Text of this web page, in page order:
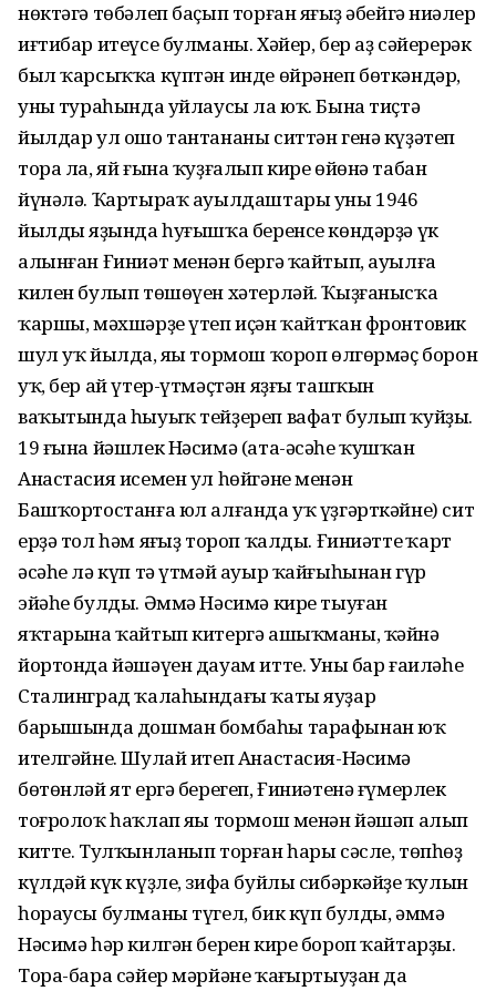
нөктәгә төбәлеп баҫып торған яңғыҙ әбейгә ниңәлер
иғтибар итеүсе булманы. Хәйер, бер аҙ сәйерерәк
был ҡарсыҡҡа күптән инде өйрәнеп бөткәндәр,
уның тураһында уйлаусы ла юҡ. Бына тиҫтә
йылдар ул ошо тантананы ситтән генә күҙәтеп
тора ла, яй ғына ҡуҙғалып кире өйөнә табан
йүнәлә. Ҡартыраҡ ауылдаштары уны 1946
йылдың яҙында һуғышҡа беренсе көндәрҙә үк
алынған Ғиниәт менән бергә ҡайтып, ауылға
килен булып төшөүен хәтерләй. Ҡыҙғанысҡа
ҡаршы, мәхшәрҙе үтеп иҫән ҡайтҡан фронтовик
шул уҡ йылда, яңы тормош ҡороп өлгөрмәҫ борон
уҡ, бер ай үтер-үтмәҫтән яҙғы ташҡын
ваҡытында һыуыҡ тейҙереп вафат булып ҡуйҙы.
19 ғына йәшлек Нәсимә (ата-әсәһе ҡушҡан
Анастасия исемен ул һөйгәне менән
Башҡортостанға юл алғанда уҡ үҙгәрткәйне) сит
ерҙә тол һәм яңғыҙ тороп ҡалды. Ғиниәттең ҡарт
әсәһе лә күп тә үтмәй ауыр ҡайғыһынан гүр
эйәһе булды. Әммә Нәсимә кире тыуған
яҡтарына ҡайтып китергә ашыҡманы, ҡәйнә
йортонда йәшәүен дауам итте. Уның бар ғаиләһе
Сталинград ҡалаһындағы ҡаты яуҙар
барышында дошман бомбаһы тарафынан юҡ
ителгәйне. Шулай итеп Анастасия-Нәсимә
бөтөнләй ят ергә берегеп, Ғиниәтенә ғүмерлек
тоғролоҡ һаҡлап яңы тормош менән йәшәп алып
китте. Тулҡынланып торған һары сәсле, төпһөҙ
күлдәй күк күҙле, зифа буйлы сибәркәйҙең ҡулын
һораусы булманы түгел, бик күп булды, әммә
Нәсимә һәр килгән берен кире бороп ҡайтарҙы.
Тора-бара сәйер мәрйәне ҡаңғыртыуҙан да